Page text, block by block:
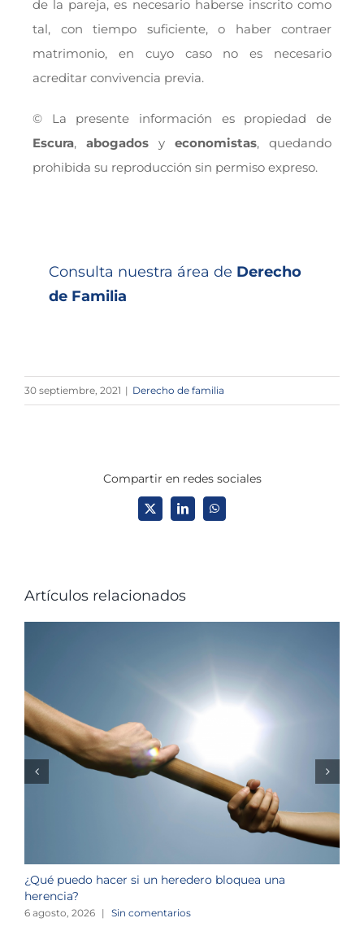
de la pareja, es necesario haberse inscrito como
tal, con tiempo suficiente, o haber contraer
matrimonio, en cuyo caso no es necesario
acreditar convivencia previa.
© La presente información es propiedad de
Escura, abogados y economistas, quedando
prohibida su reproducción sin permiso expreso.
Consulta nuestra área de Derecho
de Familia
30 septiembre, 2021 | Derecho de familia
Compartir en redes sociales
X LinkedInWhatsApp
Artículos relacionados
¿Qué puedo hacer si un heredero bloquea una
herencia?
6 agosto, 2026 | Sin comentarios